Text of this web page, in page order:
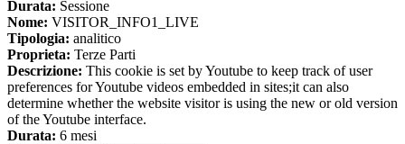
Durata: Sessione
Nome: VISITOR_INFO1_LIVE
Tipologia: analitico
Proprieta: Terze Parti
Descrizione: This cookie is set by Youtube to keep track of user
preferences for Youtube videos embedded in sites;it can also
determine whether the website visitor is using the new or old version
of the Youtube interface.
Durata: 6 mesi